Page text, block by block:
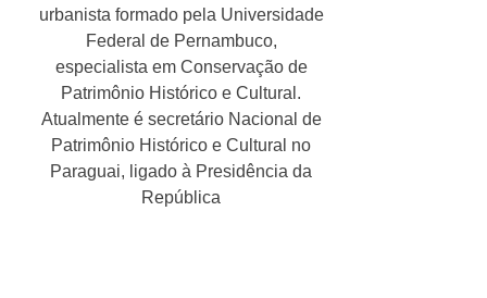
urbanista formado pela Universidade
Federal de Pernambuco,
especialista em Conservação de
Patrimônio Histórico e Cultural.
Atualmente é secretário Nacional de
Patrimônio Histórico e Cultural no
Paraguai, ligado à Presidência da
República